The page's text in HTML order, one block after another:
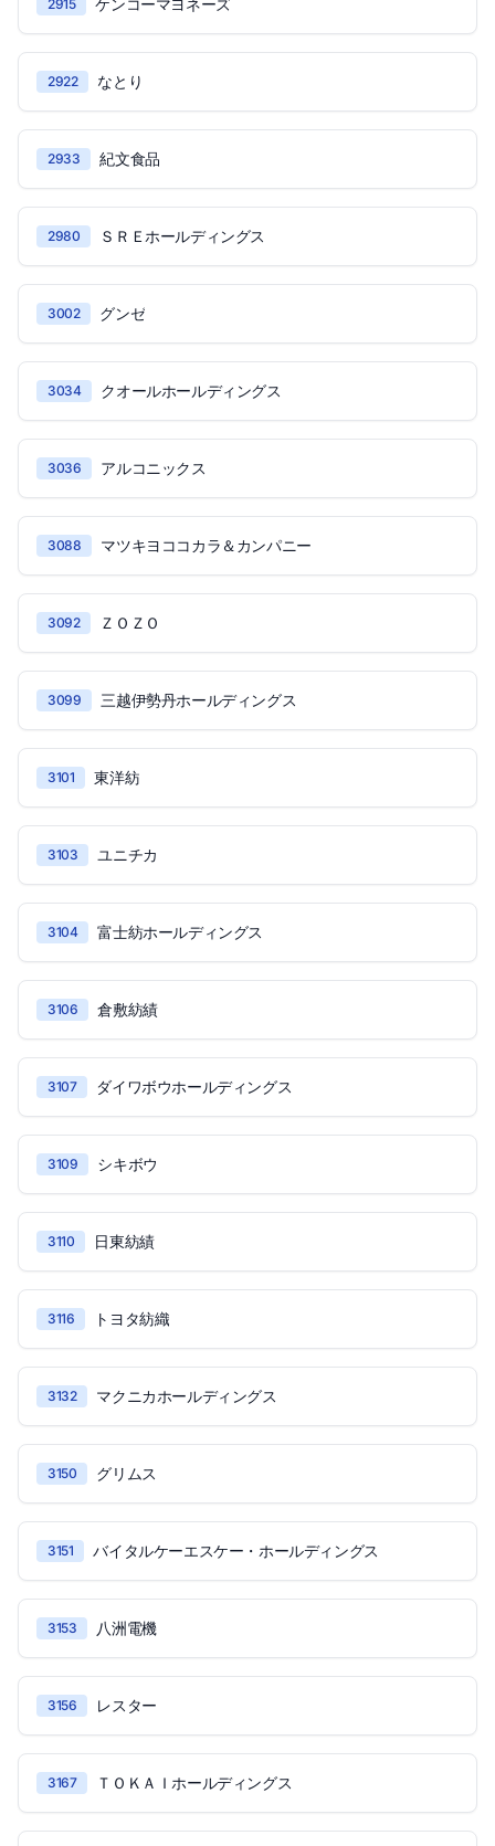
2915 ケンコーマヨネーズ
2922 なとり
2933 紀文食品
2980 ＳＲＥホールディングス
3002 グンゼ
3034 クオールホールディングス
3036 アルコニックス
3088 マツキヨココカラ＆カンパニー
3092 ＺＯＺＯ
3099 三越伊勢丹ホールディングス
3101 東洋紡
3103 ユニチカ
3104 富士紡ホールディングス
3106 倉敷紡績
3107 ダイワボウホールディングス
3109 シキボウ
3110 日東紡績
3116 トヨタ紡織
3132 マクニカホールディングス
3150 グリムス
3151 バイタルケーエスケー・ホールディングス
3153 八洲電機
3156 レスター
3167 ＴＯＫＡＩホールディングス